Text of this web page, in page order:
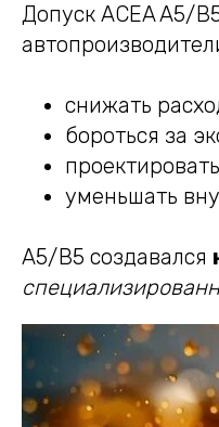
Допуск ACEA A5/
снижать
бороться за
уменьшать
A5/B5 создавался